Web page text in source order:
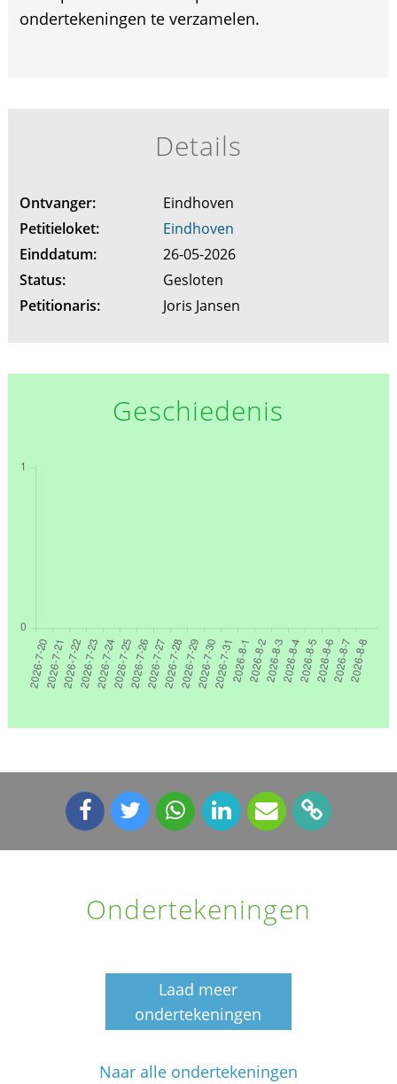
ondertekeningen te verzamelen.
Details
Ontvanger:
Eindhoven
Petitieloket:
Eindhoven
Einddatum:
26-05-2026
Status:
Gesloten
Petitionaris:
Joris Jansen
Geschiedenis
Ondertekeningen
Laad meer
ondertekeningen
Naar alle ondertekeningen